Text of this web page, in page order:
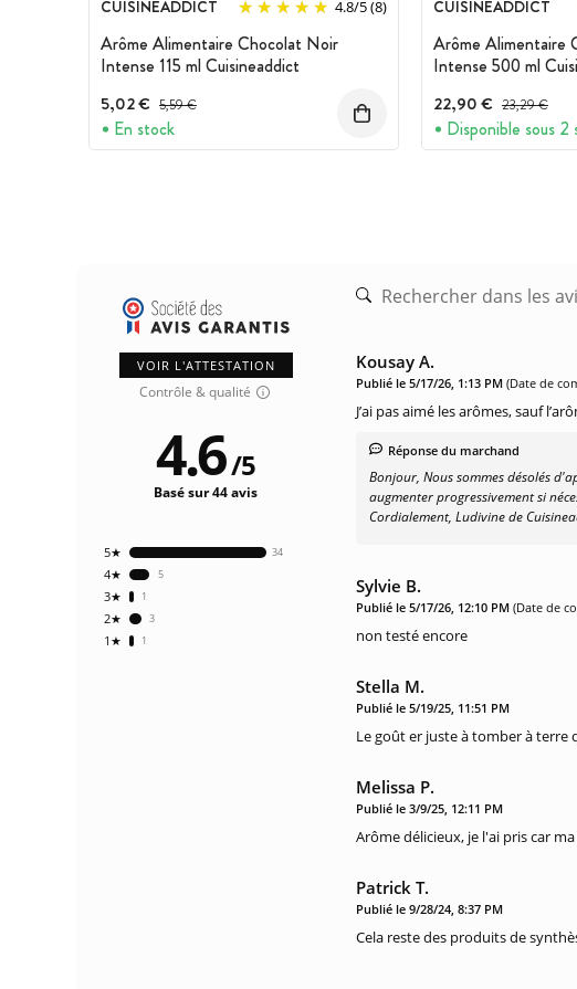
CUISINEADDICT 4.8/5(8)
Arôme Alimentaire Chocolat Noir
Intense 115 ml Cuisineaddict
5,02 € Prix avant réduction :
5,59 €
En stock
CUISINEADDICT
Arôme Alimentaire
Intense 500 ml
22,90 € Prix avant
23,29 €
Disponible sous 2
VOIR L'ATTESTATION
Contrôle & qualité
1
1★
3
2★
1
3★
5
4★
34
5★
4.6/5
Basé sur 44 avis
Kousay A.
Publié le 5/17/26, 1:13 PM (Date de
J’ai pas aimé les arômes, sauf
Réponse du marchand
Bonjour, Nous sommes désolés
augmenter progressivement si
Cordialement, Ludivine de
Sylvie B.
Publié le 5/17/26, 12:10 PM (Date de
non testé encore
Stella M.
Publié le 5/19/25, 11:51 PM
Le goût er juste à tomber à terre
Melissa P.
Publié le 3/9/25, 12:11 PM
Arôme délicieux, je l'ai pris car
Patrick T.
Publié le 9/28/24, 8:37 PM
Cela reste des produits de